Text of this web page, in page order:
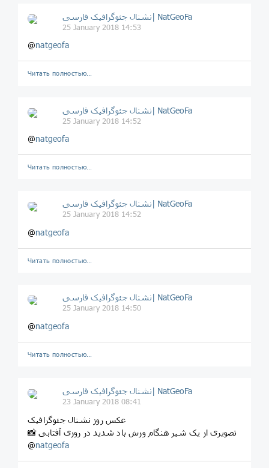
نشنال جئوگرافیک فارسی| NatGeoFa
25 January 2018 14:53
@natgeofa
Читать полностью…
نشنال جئوگرافیک فارسی| NatGeoFa
25 January 2018 14:52
@natgeofa
Читать полностью…
نشنال جئوگرافیک فارسی| NatGeoFa
25 January 2018 14:52
@natgeofa
Читать полностью…
نشنال جئوگرافیک فارسی| NatGeoFa
25 January 2018 14:50
@natgeofa
Читать полностью…
نشنال جئوگرافیک فارسی| NatGeoFa
23 January 2018 08:41
عکس روز نشنال جئوگرافیک
📸 تصویری از یک شیر هنگام وزش باد شدید در روزی آفتابی
@natgeofa